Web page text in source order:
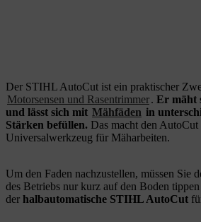
Der STIHL AutoCut ist ein praktischer
Motorsensen und Rasentrimmer. Er mäht
und lässt sich mit Mähfäden in
Stärken befüllen. Das macht den AutoCut
Universalwerkzeug für Mäharbeiten.
Um den Faden nachzustellen, müssen Sie
des Betriebs nur kurz auf den Boden
der halbautomatische STIHL AutoCut